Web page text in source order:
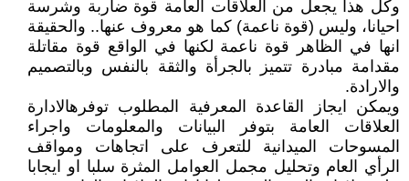
وكل هذا يجعل من العلاقات العامة قوة ضاربة وشرسة
احيانا، وليس (قوة ناعمة) كما هو معروف عنها.. والحقيقة
انها في الظاهر قوة ناعمة لكنها في الواقع قوة مقاتلة
مقدامة مبادرة تتميز بالجرأة والثقة بالنفس وبالتصميم
والارادة.
ويمكن ايجاز القاعدة المعرفية المطلوب توفرهالادارة
العلاقات العامة بتوفر البيانات والمعلومات واجراء
المسوحات الميدانية للتعرف على اتجاهات ومواقف
الرأي العام وتحليل مجمل العوامل المثرة سلبا او ايجابا